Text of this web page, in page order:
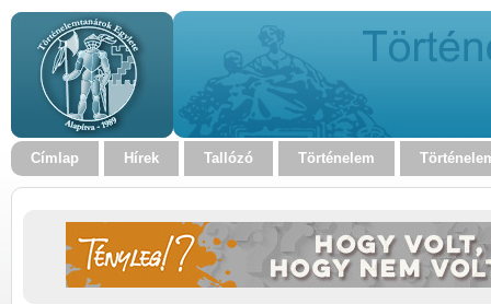
Címlap Hírek Tallózó Történelem